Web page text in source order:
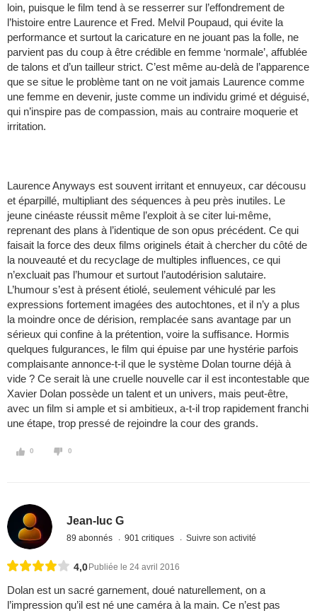
loin, puisque le film tend à se resserrer sur l’effondrement de
l’histoire entre Laurence et Fred. Melvil Poupaud, qui évite la
performance et surtout la caricature en ne jouant pas la folle, ne
parvient pas du coup à être crédible en femme ‘normale’, affublée
de talons et d’un tailleur strict. C’est même au-delà de l’apparence
que se situe le problème tant on ne voit jamais Laurence comme
une femme en devenir, juste comme un individu grimé et déguisé,
qui n’inspire pas de compassion, mais au contraire moquerie et
irritation.
Laurence Anyways est souvent irritant et ennuyeux, car décousu
et éparpillé, multipliant des séquences à peu près inutiles. Le
jeune cinéaste réussit même l’exploit à se citer lui-même,
reprenant des plans à l’identique de son opus précédent. Ce qui
faisait la force des deux films originels était à chercher du côté de
la nouveauté et du recyclage de multiples influences, ce qui
n’excluait pas l’humour et surtout l’autodérision salutaire.
L’humour s’est à présent étiolé, seulement véhiculé par les
expressions fortement imagées des autochtones, et il n’y a plus
la moindre once de dérision, remplacée sans avantage par un
sérieux qui confine à la prétention, voire la suffisance. Hormis
quelques fulgurances, le film qui épuise par une hystérie parfois
complaisante annonce-t-il que le système Dolan tourne déjà à
vide ? Ce serait là une cruelle nouvelle car il est incontestable que
Xavier Dolan possède un talent et un univers, mais peut-être,
avec un film si ample et si ambitieux, a-t-il trop rapidement franchi
une étape, trop pressé de rejoindre la cour des grands.
0 0
Jean-luc G
89 abonnés 901 critiques Suivre son activité
4,0 Publiée le 24 avril 2016
Dolan est un sacré garnement, doué naturellement, on a
l’impression qu’il est né une caméra à la main. Ce n’est pas